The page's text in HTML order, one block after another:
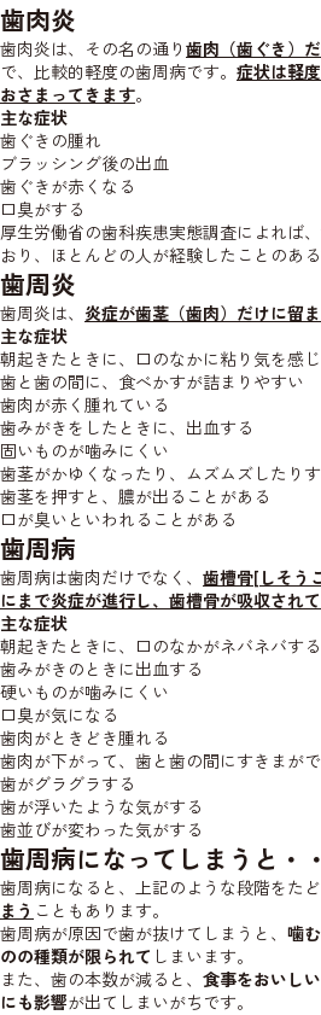
歯肉炎
歯肉炎は、その名の通り 歯肉（歯ぐき）
で、比較的軽度の歯周病です。 症状は軽
おさまってきます。
主な症状
歯ぐきの腫れ
ブラッシング後の出血
歯ぐきが赤くなる
口臭がする
厚生労働省の歯科疾患実態調査によれば
おり、ほとんどの人が経験したことのある
歯周炎
歯周炎は、 炎症が歯茎（歯肉）だけに留
主な症状
朝起きたときに、口のなかに粘り気を感
歯と歯の間に、食べかすが詰まりやすい
歯肉が赤く腫れている
歯みがきをしたときに、出血する
固いものが噛みにくい
歯茎がかゆくなったり、ムズムズしたり
歯茎を押すと、膿が出ることがある
口が臭いといわれることがある
歯周病
歯周病は歯肉だけでなく、 歯槽骨[しそう
にまで炎症が進行し、歯槽骨が吸収され
主な症状
朝起きたときに、口のなかがネバネバする
歯みがきのときに出血する
硬いものが噛みにくい
口臭が気になる
歯肉がときどき腫れる
歯肉が下がって、歯と歯の間にすきまが
歯がグラグラする
歯が浮いたような気がする
歯並びが変わった気がする
歯周病になってしまうと・
歯周病になると、上記のような段階をたど
まう こともあります。
歯周病が原因で歯が抜けてしまうと、 噛
のの種類が限られて しまいます。
また、歯の本数が減ると、 食事をおいし
にも影響が出てしまいがちです。